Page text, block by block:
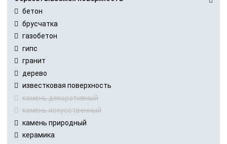
бетон
брусчатка
газобетон
гипс
гранит
дерево
известковая поверхность
камень декоративный
камень искусственный
камень природный
керамика